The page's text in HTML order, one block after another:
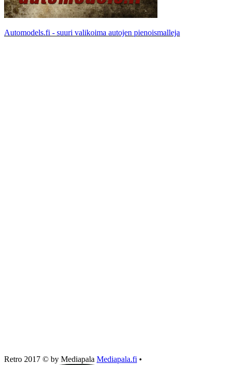
Automodels.fi - suuri valikoima autojen pienoismalleja
Retro 2017 © by Mediapala Mediapala.fi •